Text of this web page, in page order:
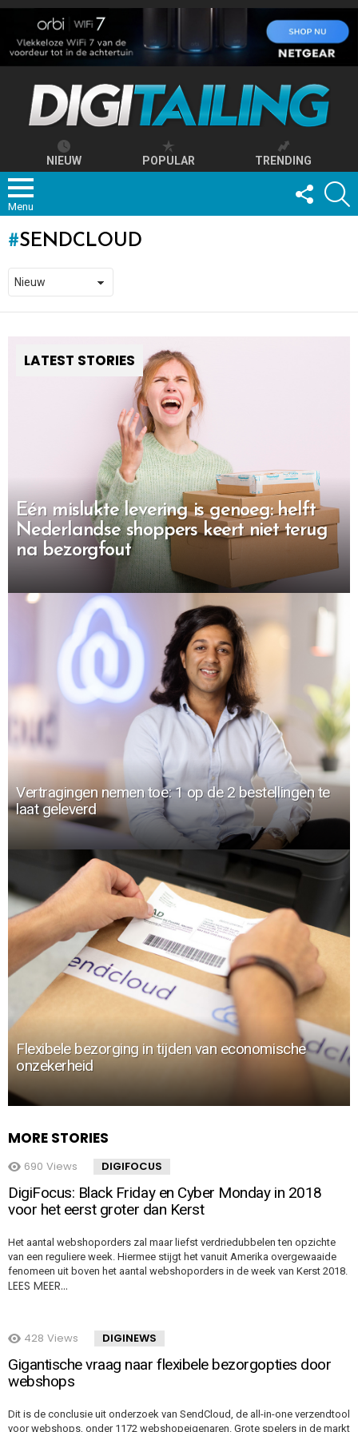
NIEUW POPULAR TRENDING
Menu
FOLLOW
US
SENDCLOUD
LATEST STORIES
Eén mislukte levering is genoeg: helft
Nederlandse shoppers keert niet terug
na bezorgfout
Vertragingen nemen toe: 1 op de 2 bestellingen te
laat geleverd
Flexibele bezorging in tijden van economische
onzekerheid
MORE STORIES
690 Views DIGIFOCUS
DigiFocus: Black Friday en Cyber Monday in 2018
voor het eerst groter dan Kerst
Het aantal webshoporders zal maar liefst verdriedubbelen ten opzichte
van een reguliere week. Hiermee stijgt het vanuit Amerika overgewaaide
fenomeen uit boven het aantal webshoporders in de week van Kerst 2018.
LEES MEER…
428 Views DIGINEWS
Gigantische vraag naar flexibele bezorgopties door
webshops
Dit is de conclusie uit onderzoek van SendCloud, de all-in-one verzendtool
voor webshops, onder 1172 webshopeigenaren. Grote spelers in de markt